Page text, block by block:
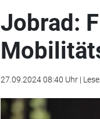
Jobrad:
27.09.2024 08:40 Uhr |